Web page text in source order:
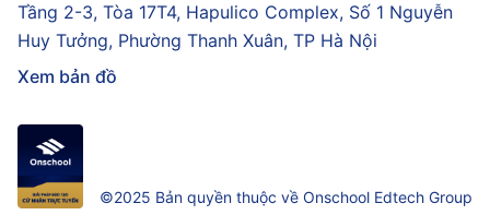
Tầng 2-3, Tòa 17T4, Hapulico Complex, Số 1 Nguyễn
Huy Tưởng, Phường Thanh Xuân, TP Hà Nội
Xem bản đồ
©2025 Bản quyền thuộc về Onschool Edtech Group